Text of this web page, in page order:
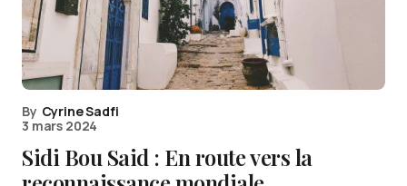
By Cyrine Sadfi
3 mars 2024
Sidi Bou Said : En route vers la